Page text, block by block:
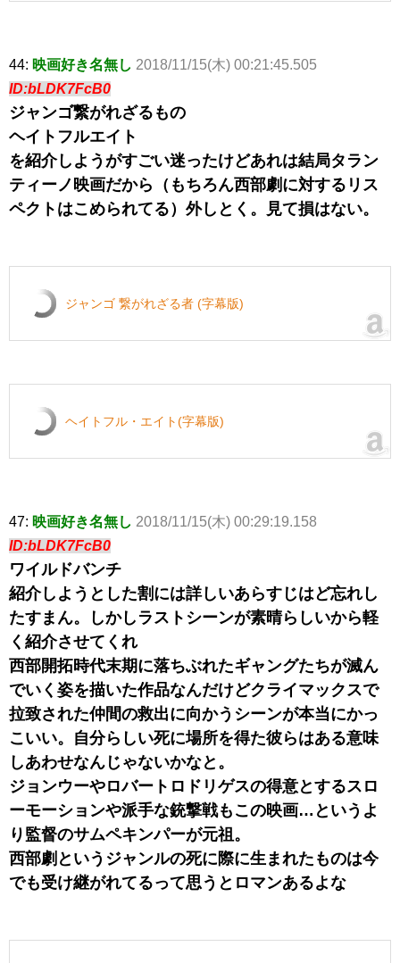
44: 映画好き名無し 2018/11/15(木) 00:21:45.505
ID:bLDK7FcB0
ジャンゴ繋がれざるもの
ヘイトフルエイト
を紹介しようがすごい迷ったけどあれは結局タラン
ティーノ映画だから（もちろん西部劇に対するリス
ペクトはこめられてる）外しとく。見て損はない。
ジャンゴ 繋がれざる者 (字幕版)
ヘイトフル・エイト(字幕版)
47: 映画好き名無し 2018/11/15(木) 00:29:19.158
ID:bLDK7FcB0
ワイルドバンチ
紹介しようとした割には詳しいあらすじはど忘れし
たすまん。しかしラストシーンが素晴らしいから軽
く紹介させてくれ
西部開拓時代末期に落ちぶれたギャングたちが滅ん
でいく姿を描いた作品なんだけどクライマックスで
拉致された仲間の救出に向かうシーンが本当にかっ
こいい。自分らしい死に場所を得た彼らはある意味
しあわせなんじゃないかなと。
ジョンウーやロバートロドリゲスの得意とするスロ
ーモーションや派手な銃撃戦もこの映画…というよ
り監督のサムペキンパーが元祖。
西部劇というジャンルの死に際に生まれたものは今
でも受け継がれてるって思うとロマンあるよな